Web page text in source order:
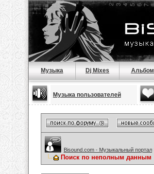
Музыка Dj Mixes
Музыка пользователей
Bisound.com - Музыкальный портал
Поиск по неполным данным